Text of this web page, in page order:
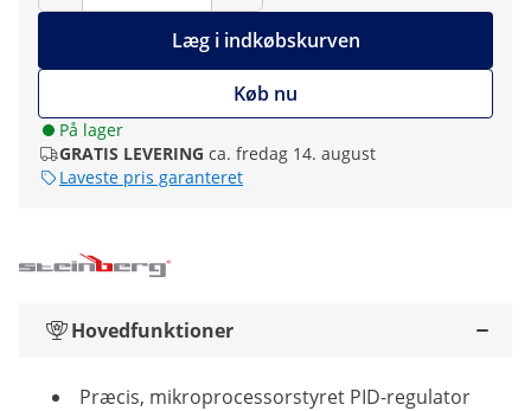
Læg i indkøbskurven
Køb nu
På lager
GRATIS LEVERING ca. fredag 14. august
Laveste pris garanteret
Hovedfunktioner
Præcis, mikroprocessorstyret PID-regulator